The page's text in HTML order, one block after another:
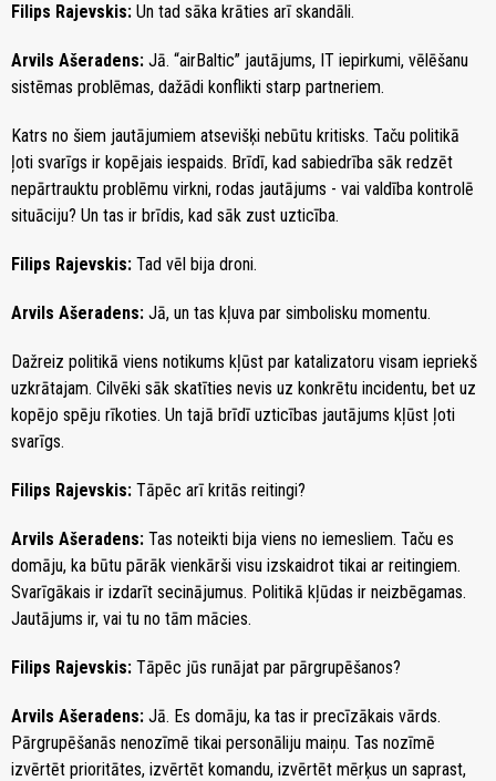
Filips Rajevskis: Un tad sāka krāties arī skandāli.
Arvils Ašeradens: Jā. “airBaltic” jautājums, IT iepirkumi, vēlēšanu
sistēmas problēmas, dažādi konflikti starp partneriem.
Katrs no šiem jautājumiem atsevišķi nebūtu kritisks. Taču politikā
ļoti svarīgs ir kopējais iespaids. Brīdī, kad sabiedrība sāk redzēt
nepārtrauktu problēmu virkni, rodas jautājums - vai valdība kontrolē
situāciju? Un tas ir brīdis, kad sāk zust uzticība.
Filips Rajevskis: Tad vēl bija droni.
Arvils Ašeradens: Jā, un tas kļuva par simbolisku momentu.
Dažreiz politikā viens notikums kļūst par katalizatoru visam iepriekš
uzkrātajam. Cilvēki sāk skatīties nevis uz konkrētu incidentu, bet uz
kopējo spēju rīkoties. Un tajā brīdī uzticības jautājums kļūst ļoti
svarīgs.
Filips Rajevskis: Tāpēc arī kritās reitingi?
Arvils Ašeradens: Tas noteikti bija viens no iemesliem. Taču es
domāju, ka būtu pārāk vienkārši visu izskaidrot tikai ar reitingiem.
Svarīgākais ir izdarīt secinājumus. Politikā kļūdas ir neizbēgamas.
Jautājums ir, vai tu no tām mācies.
Filips Rajevskis: Tāpēc jūs runājat par pārgrupēšanos?
Arvils Ašeradens: Jā. Es domāju, ka tas ir precīzākais vārds.
Pārgrupēšanās nenozīmē tikai personāliju maiņu. Tas nozīmē
izvērtēt prioritātes, izvērtēt komandu, izvērtēt mērķus un saprast,